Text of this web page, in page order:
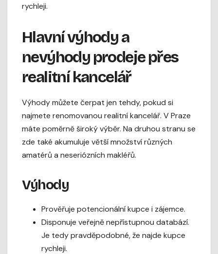
rychleji.
Hlavní výhody a
nevýhody prodeje přes
realitní kancelář
Výhody můžete čerpat jen tehdy, pokud si
najmete renomovanou realitní kancelář. V Praze
máte poměrně široký výběr. Na druhou stranu se
zde také akumuluje větší množství různých
amatérů a neseriózních makléřů.
Výhody
Prověřuje potencionální kupce i zájemce.
Disponuje veřejně nepřístupnou databází.
Je tedy pravděpodobné, že najde kupce
rychleji.